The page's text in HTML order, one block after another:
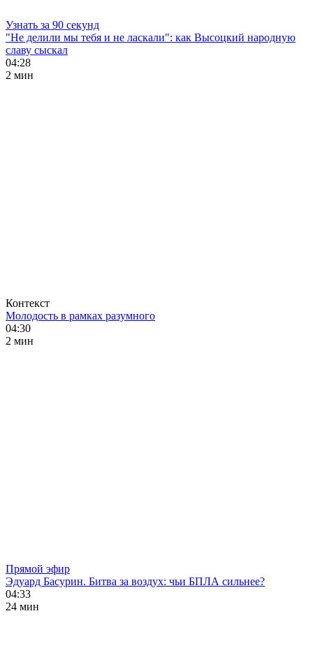
Узнать за 90 секунд
"Не делили мы тебя и не ласкали": как Высоцкий народную
славу сыскал
04:28
2 мин
Контекст
Молодость в рамках разумного
04:30
2 мин
Прямой эфир
Эдуард Басурин. Битва за воздух: чьи БПЛА сильнее?
04:33
24 мин